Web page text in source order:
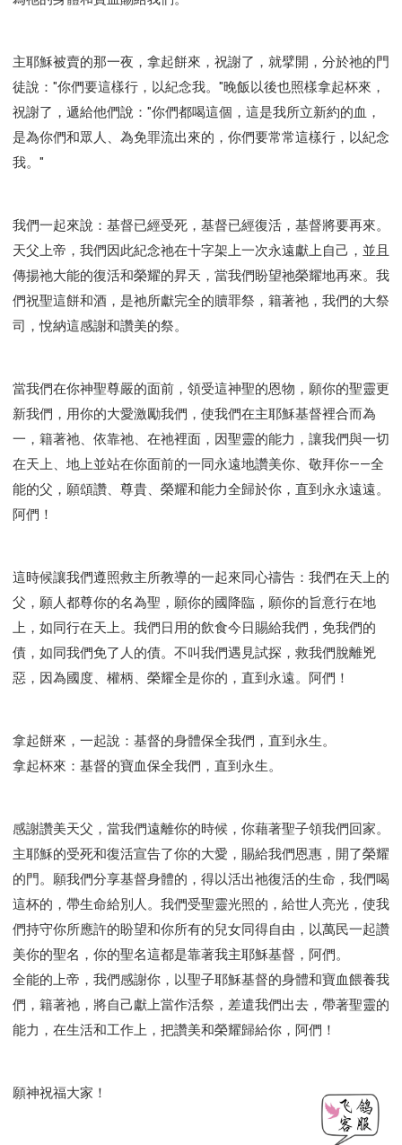
主耶穌被賣的那一夜，拿起餅來，祝謝了，就擘開，分於祂的門
徒說："你們要這樣行，以紀念我。"晚飯以後也照樣拿起杯來，
祝謝了，遞給他們說："你們都喝這個，這是我所立新約的血，
是為你們和眾人、為免罪流出來的，你們要常常這樣行，以紀念
我。"
我們一起來說：基督已經受死，基督已經復活，基督將要再來。
天父上帝，我們因此紀念祂在十字架上一次永遠獻上自己，並且
傳揚祂大能的復活和榮耀的昇天，當我們盼望祂榮耀地再來。我
們祝聖這餅和酒，是祂所獻完全的贖罪祭，籍著祂，我們的大祭
司，悅納這感謝和讚美的祭。
當我們在你神聖尊嚴的面前，領受這神聖的恩物，願你的聖靈更
新我們，用你的大愛激勵我們，使我們在主耶穌基督裡合而為
一，籍著祂、依靠祂、在祂裡面，因聖靈的能力，讓我們與一切
在天上、地上並站在你面前的一同永遠地讚美你、敬拜你——全
能的父，願頌讚、尊貴、榮耀和能力全歸於你，直到永永遠遠。
阿們！
這時候讓我們遵照救主所教導的一起來同心禱告：我們在天上的
父，願人都尊你的名為聖，願你的國降臨，願你的旨意行在地
上，如同行在天上。我們日用的飲食今日賜給我們，免我們的
債，如同我們免了人的債。不叫我們遇見試探，救我們脫離兇
惡，因為國度、權柄、榮耀全是你的，直到永遠。阿們！
拿起餅來，一起說：基督的身體保全我們，直到永生。
拿起杯來：基督的寶血保全我們，直到永生。
感謝讚美天父，當我們遠離你的時候，你藉著聖子領我們回家。
主耶穌的受死和復活宣告了你的大愛，賜給我們恩惠，開了榮耀
的門。願我們分享基督身體的，得以活出祂復活的生命，我們喝
這杯的，帶生命給別人。我們受聖靈光照的，給世人亮光，使我
們持守你所應許的盼望和你所有的兒女同得自由，以萬民一起讚
美你的聖名，你的聖名這都是靠著我主耶穌基督，阿們。
全能的上帝，我們感謝你，以聖子耶穌基督的身體和寶血餵養我
們，籍著祂，將自己獻上當作活祭，差遣我們出去，帶著聖靈的
能力，在生活和工作上，把讚美和榮耀歸給你，阿們！
願神祝福大家！